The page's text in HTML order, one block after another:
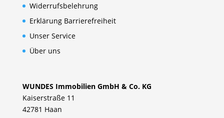
Widerrufsbelehrung
Erklärung Barrierefreiheit
Unser Service
Über uns
WUNDES Immobilien GmbH & Co. KG
Kaiserstraße 11
42781 Haan